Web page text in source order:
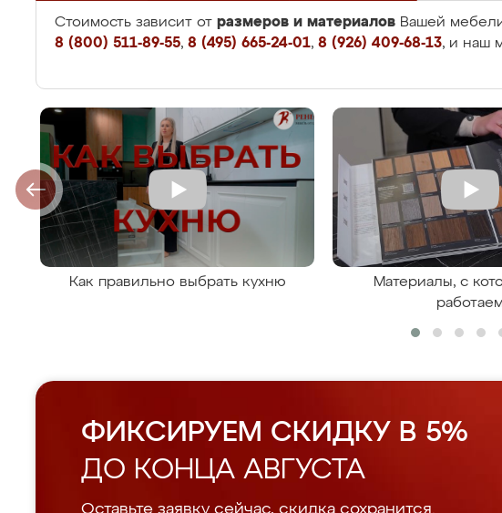
Стоимость зависит от размеров и материалов Вашей
8 (800) 511-89-55, 8 (495) 665-24-01, 8 (926) 409-68-13, и наш
Как правильно выбрать кухню
Материалы, с
работаем
ФИКСИРУЕМ СКИДКУ В 5%
ДО КОНЦА АВГУСТА
Оставьте заявку сейчас, скидка сохранится.